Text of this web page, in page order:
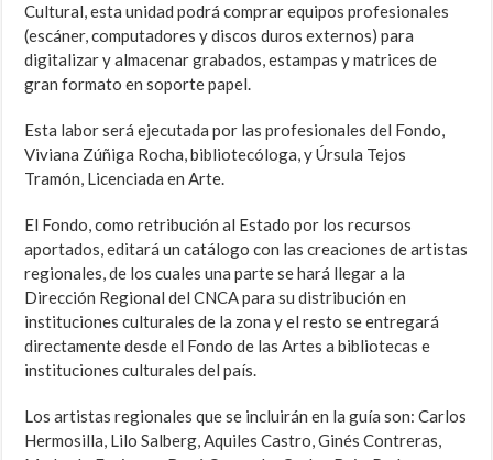
Cultural, esta unidad podrá comprar equipos profesionales
(escáner, computadores y discos duros externos) para
digitalizar y almacenar grabados, estampas y matrices de
gran formato en soporte papel.
Esta labor será ejecutada por las profesionales del Fondo,
Viviana Zúñiga Rocha, bibliotecóloga, y Úrsula Tejos
Tramón, Licenciada en Arte.
El Fondo, como retribución al Estado por los recursos
aportados, editará un catálogo con las creaciones de artistas
regionales, de los cuales una parte se hará llegar a la
Dirección Regional del CNCA para su distribución en
instituciones culturales de la zona y el resto se entregará
directamente desde el Fondo de las Artes a bibliotecas e
instituciones culturales del país.
Los artistas regionales que se incluirán en la guía son: Carlos
Hermosilla, Lilo Salberg, Aquiles Castro, Ginés Contreras,